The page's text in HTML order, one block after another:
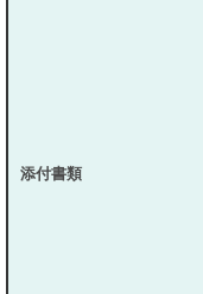
添付書類